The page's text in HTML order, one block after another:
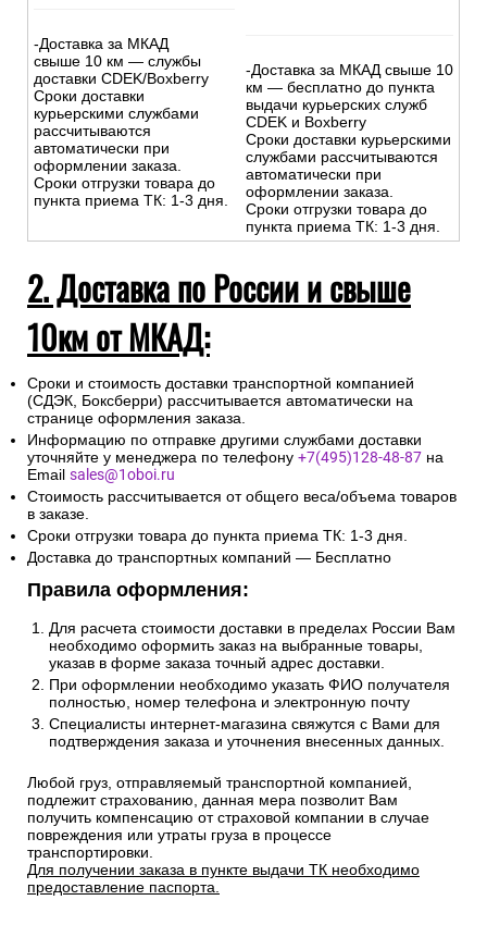
-Доставка за МКАД
свыше 10 км — службы
доставки CDEK/Boxberry
Сроки доставки
курьерскими службами
рассчитываются
автоматически при
оформлении заказа.
Сроки отгрузки товара до
пункта приема ТК: 1-3 дня.
-Доставка за МКАД свыше 10
км — бесплатно до пункта
выдачи курьерских служб
CDEK и Boxberry
Сроки доставки курьерскими
службами рассчитываются
автоматически при
оформлении заказа.
Сроки отгрузки товара до
пункта приема ТК: 1-3 дня.
2. Доставка по России и свыше
10км от МКАД:
Сроки и стоимость доставки транспортной компанией
(СДЭК, Боксберри) рассчитывается автоматически на
странице оформления заказа.
Информацию по отправке другими службами доставки
уточняйте у менеджера по телефону +7(495)128-48-87 на
Email sales@1oboi.ru
Стоимость рассчитывается от общего веса/объема товаров
в заказе.
Сроки отгрузки товара до пункта приема ТК: 1-3 дня.
Доставка до транспортных компаний — Бесплатно
Правила оформления:
Для расчета стоимости доставки в пределах России Вам
необходимо оформить заказ на выбранные товары,
указав в форме заказа точный адрес доставки.
При оформлении необходимо указать ФИО получателя
полностью, номер телефона и электронную почту
Специалисты интернет-магазина свяжутся с Вами для
подтверждения заказа и уточнения внесенных данных.
Любой груз, отправляемый транспортной компанией,
подлежит страхованию, данная мера позволит Вам
получить компенсацию от страховой компании в случае
повреждения или утраты груза в процессе
транспортировки.
Для получении заказа в пункте выдачи ТК необходимо
предоставление паспорта.